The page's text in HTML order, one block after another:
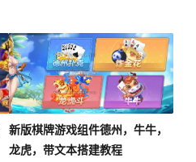
新版棋牌游戏组件德州，牛牛，
龙虎，带文本搭建教程